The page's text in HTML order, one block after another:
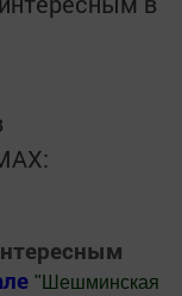
" Шешминская